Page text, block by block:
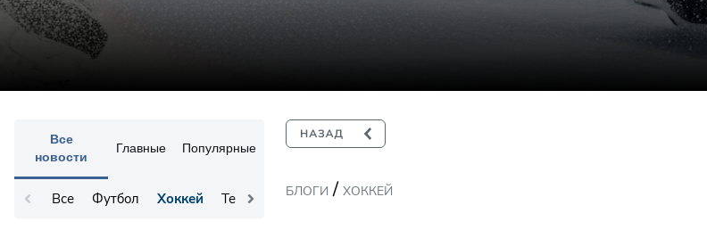
Все
новости
Главные Популярные
Все Футбол Хоккей Теннис Остальное
БЛОГИ / ХОККЕЙ